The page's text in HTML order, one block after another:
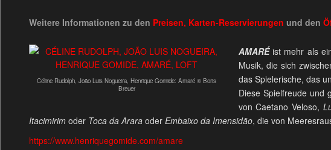
Weitere Informationen zu den Preisen, Karten-Reservierungen und den
Céline Rudolph, João Luis Nogueira, Henrique Gomide: Amaré © Boris
Breuer
AMARÉ ist mehr als
Musik, die sich
das Spielerische, das
Diese Spielfreude und
von Caetano Veloso,
Itacimirimoder Toca da Araraoder Embaixo da Imensidão, die von
https://www.henriquegomide.com/amare